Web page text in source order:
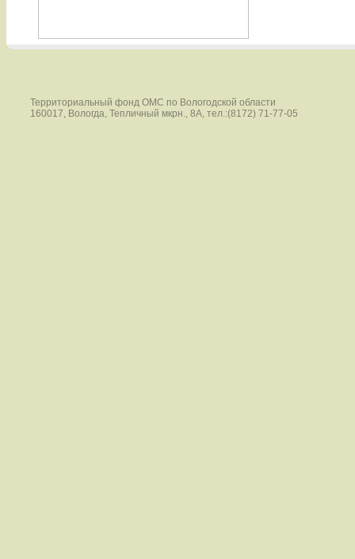
Территориальный фонд ОМС по Вологодской области
160017, Вологда, Тепличный мкрн., 8А, тел.:(8172) 71-77-05